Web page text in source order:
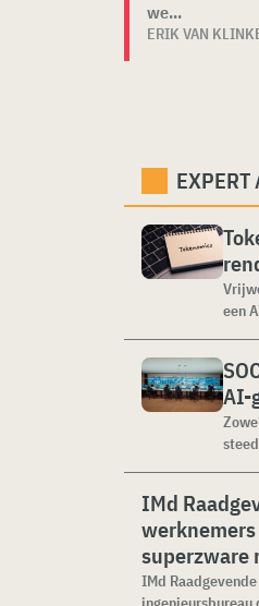
we...
ERIK VAN
EXPERT
een
AI-
IMd
superzware
IMd